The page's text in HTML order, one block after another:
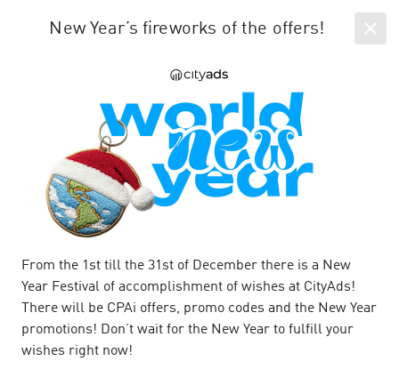
SIGN IN
Company news & articles
New Year’s fireworks of the offers!
From the 1st till the 31st of December there is a New
Year Festival of accomplishment of wishes at CityAds!
There will be CPAi offers, promo codes and the New Year
promotions! Don’t wait for the New Year to fulfill your
wishes right now!